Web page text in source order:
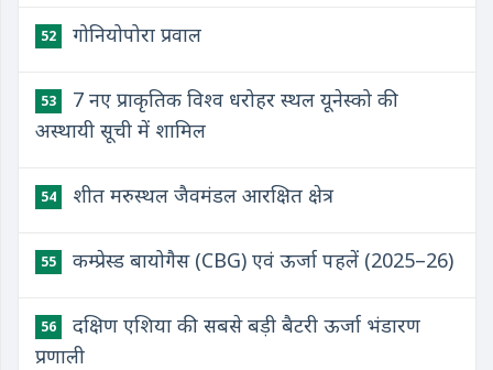
52 गोनियोपोरा प्रवाल
53
7 नए प्राकृतिक विश्व धरोहर स्थल यूनेस्को की
अस्थायी सूची में शामिल
54 शीत मरुस्थल जैवमंडल आरक्षित क्षेत्र
55 कम्प्रेस्ड बायोगैस (CBG) एवं ऊर्जा पहलें (2025–26)
56
दक्षिण एशिया की सबसे बड़ी बैटरी ऊर्जा भंडारण
प्रणाली